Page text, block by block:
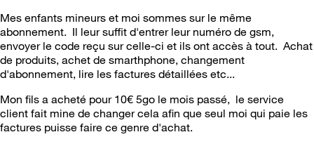
Mes enfants mineurs et moi sommes sur le même
abonnement. Il leur suffit d'entrer leur numéro de gsm,
envoyer le code reçu sur celle-ci et ils ont accès à tout. Achat
de produits, achet de smarthphone, changement
d'abonnement, lire les factures détaillées etc...
Mon fils a acheté pour 10€ 5go le mois passé, le service
client fait mine de changer cela afin que seul moi qui paie les
factures puisse faire ce genre d'achat.